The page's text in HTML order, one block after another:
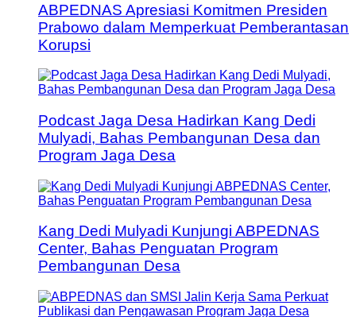
ABPEDNAS Apresiasi Komitmen Presiden
Prabowo dalam Memperkuat Pemberantasan
Korupsi
Podcast Jaga Desa Hadirkan Kang Dedi
Mulyadi, Bahas Pembangunan Desa dan
Program Jaga Desa
Kang Dedi Mulyadi Kunjungi ABPEDNAS
Center, Bahas Penguatan Program
Pembangunan Desa